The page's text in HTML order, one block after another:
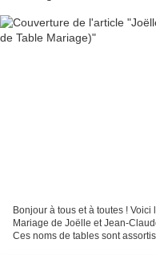
Bonjour à tous et à toutes !
Mariage de Joëlle et Jean-
Ces noms de tables sont